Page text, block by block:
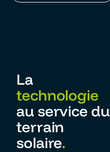
La
technologie
au service du
terrain
solaire.